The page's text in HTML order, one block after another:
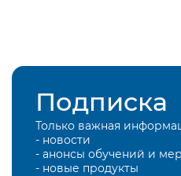
Подписка
Только важная
- новости
- анонсы обучений и
- новые продукты